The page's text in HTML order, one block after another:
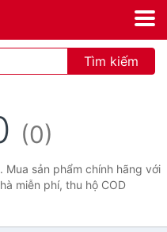
Tìm kiếm
(0)
sản phẩm chính hãng với
miễn phí, thu hộ COD